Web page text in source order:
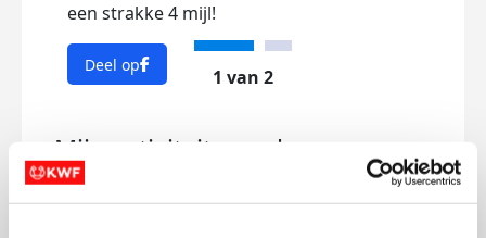
een strakke 4 mijl!
Deel op
1 van 2
Mijn activiteiten volgen